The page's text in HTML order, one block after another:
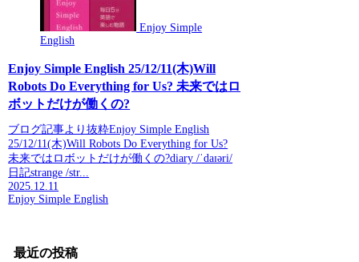
Enjoy Simple
English
Enjoy Simple English 25/12/11(木)Will
Robots Do Everything for Us? 未来ではロ
ボットだけが働くの?
ブログ記事より抜粋Enjoy Simple English
25/12/11(木)Will Robots Do Everything for Us?
未来ではロボットだけが働くの?diary /ˈdaɪəri/
日記strange /str...
2025.12.11
Enjoy Simple English
最近の投稿